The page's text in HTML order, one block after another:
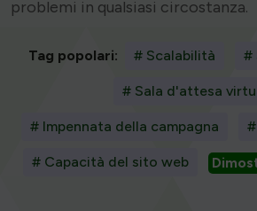
problemi in qualsiasi circostanza.
Tag popolari: # Scalabilità #
# Sala d'attesa
# Impennata della campagna
# Capacità del sito web